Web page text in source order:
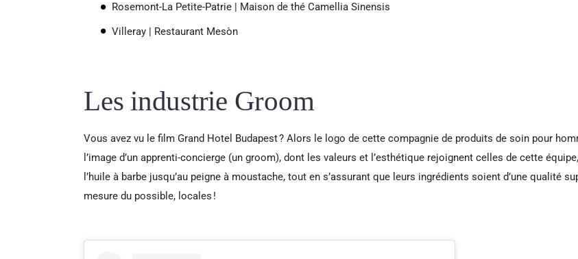
Rosemont-La Petite-Patrie | Maison de thé Camellia Sinensis
Villeray | Restaurant Mesòn
Les industrie Groom
Vous avez vu le film Grand Hotel Budapest ? Alors le logo de cette compagnie de produits de soin pour
l’image d’un apprenti-concierge (un groom), dont les valeurs et l’esthétique rejoignent celles de cette
l’huile à barbe jusqu’au peigne à moustache, tout en s’assurant que leurs ingrédients soient d’une qualité
mesure du possible, locales !